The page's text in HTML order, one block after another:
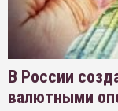
В России
валютными